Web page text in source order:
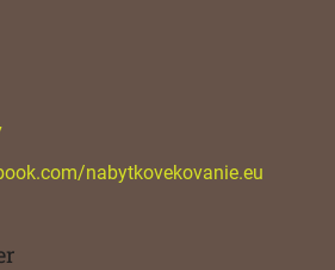
nabytkovekovanie.eu